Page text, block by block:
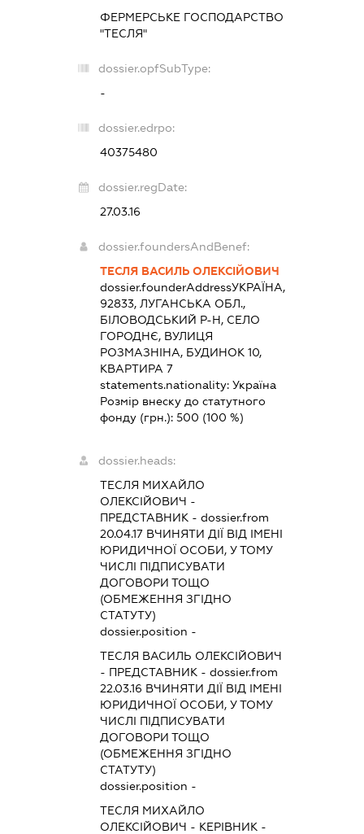
ФЕРМЕРСЬКЕ ГОСПОДАРСТВО
"ТЕСЛЯ"
dossier.opfSubType:
-
dossier.edrpo:
40375480
dossier.regDate:
27.03.16
dossier.foundersAndBenef:
ТЕСЛЯ ВАСИЛЬ ОЛЕКСІЙОВИЧ
dossier.founderAddressУКРАЇНА,
92833, ЛУГАНСЬКА ОБЛ.,
БІЛОВОДСЬКИЙ Р-Н, СЕЛО
ГОРОДНЄ, ВУЛИЦЯ
РОЗМАЗНІНА, БУДИНОК 10,
КВАРТИРА 7
statements.nationality: Україна
Розмір внеску до статутного
фонду (грн.): 500 (100 %)
dossier.heads:
ТЕСЛЯ МИХАЙЛО
ОЛЕКСІЙОВИЧ -
ПРЕДСТАВНИК - dossier.from
20.04.17ВЧИНЯТИ ДІЇ ВІД ІМЕНІ
ЮРИДИЧНОЇ ОСОБИ, У ТОМУ
ЧИСЛІ ПІДПИСУВАТИ
ДОГОВОРИ ТОЩО
(ОБМЕЖЕННЯ ЗГІДНО
СТАТУТУ)
dossier.position -
ТЕСЛЯ ВАСИЛЬ ОЛЕКСІЙОВИЧ
- ПРЕДСТАВНИК - dossier.from
22.03.16 ВЧИНЯТИ ДІЇ ВІД ІМЕНІ
ЮРИДИЧНОЇ ОСОБИ, У ТОМУ
ЧИСЛІ ПІДПИСУВАТИ
ДОГОВОРИ ТОЩО
(ОБМЕЖЕННЯ ЗГІДНО
СТАТУТУ)
dossier.position -
ТЕСЛЯ МИХАЙЛО
ОЛЕКСІЙОВИЧ - КЕРІВНИК -